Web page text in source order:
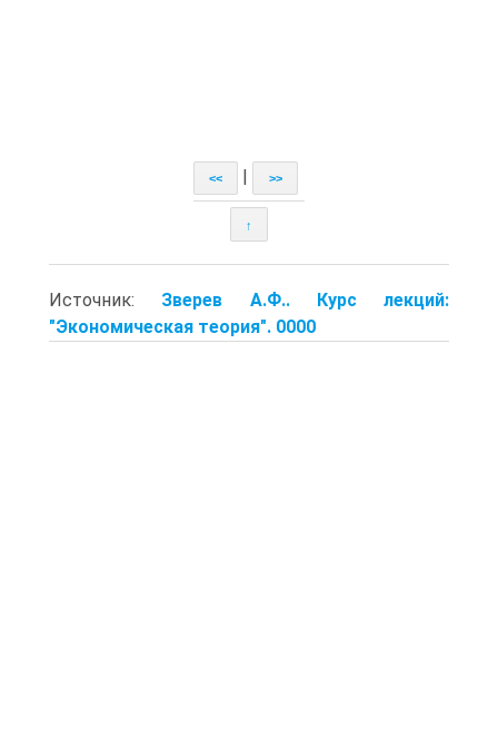
<< >>
↑
Источник: Зверев А.Ф.. Курс лекций:
"Экономическая теория". 0000